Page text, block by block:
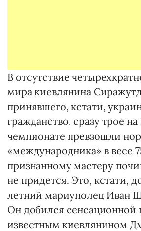
В отсутствие
мира киевлянина
принявшего, кстати,
гражданство, сразу трое
чемпионате превзошли
«международника» в весе
признанному мастеру
не придется. Это, кстати,
летний мариуполец Иван
Он добился сенсационной
известным киевлянином